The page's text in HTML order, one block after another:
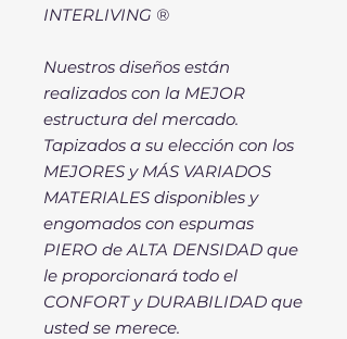
INTERLIVING ®
Nuestros diseños están
realizados con la MEJOR
estructura del mercado.
Tapizados a su elección con los
MEJORES y MÁS VARIADOS
MATERIALES disponibles y
engomados con espumas
PIERO de ALTA DENSIDAD que
le proporcionará todo el
CONFORT y DURABILIDAD que
usted se merece.